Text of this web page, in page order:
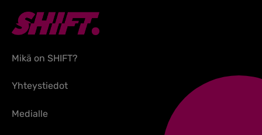
Mikä on SHIFT?
Yhteystiedot
Medialle